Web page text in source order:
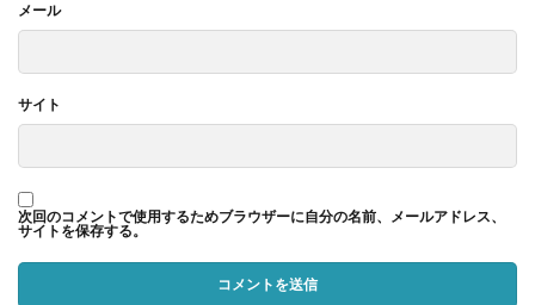
メール
サイト
次回のコメントで使用するためブラウザーに自分の名前、メールアドレス、
サイトを保存する。